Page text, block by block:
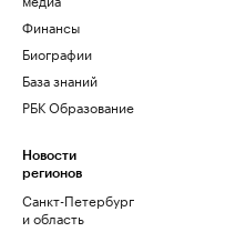
Финансы
Биографии
База знаний
РБК Образование
Новости
регионов
Санкт-Петербург
и область